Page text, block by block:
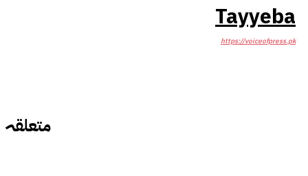
متعلقہ
Tayyeba
https://voiceofpress.pk